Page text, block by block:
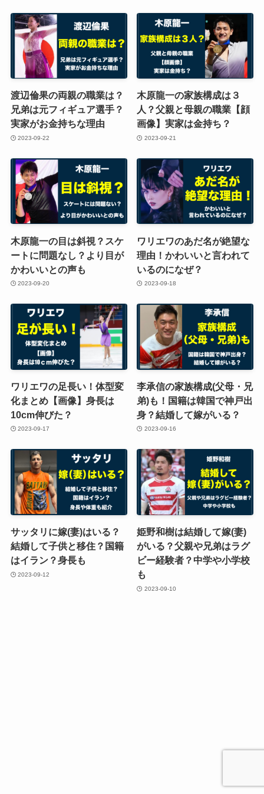
渡辺倫果の両親の職業は？
兄弟は元フィギュア選手？
実家がお金持ちな理由
2023-09-22
木原龍一の家族構成は３
人？父親と母親の職業【顔
画像】実家は金持ち？
2023-09-21
木原龍一の目は斜視？スケ
ートに問題なし？より目が
かわいいとの声も
2023-09-20
ワリエワのあだ名が絶望な
理由！かわいいと言われて
いるのになぜ？
2023-09-18
ワリエワの足長い！体型変
化まとめ【画像】身長は
10cm伸びた？
2023-09-17
李承信の家族構成(父母・兄
弟)も！国籍は韓国で神戸出
身？結婚して嫁がいる？
2023-09-16
サッタリに嫁(妻)はいる？
結婚して子供と移住？国籍
はイラン？身長も
2023-09-12
姫野和樹は結婚して嫁(妻)
がいる？父親や兄弟はラグ
ビー経験者？中学や小学校
も
2023-09-10